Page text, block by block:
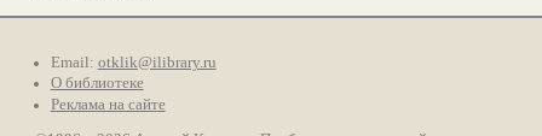
Email: otklik@ilibrary.ru
О библиотеке
Реклама на сайте